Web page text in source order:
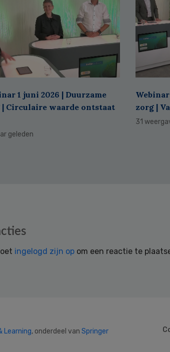
1 juni 2026 | Duurzame
| Circulaire waarde ontstaat
geleden
zorg |
31
ingelogd zijn op om een reactie te
Learning, onderdeel van Springer